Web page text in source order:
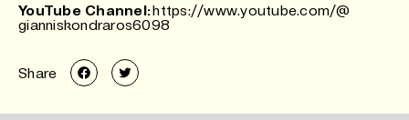
YouTube Channel:https://www.youtube.com/@
gianniskondraros6098
Share